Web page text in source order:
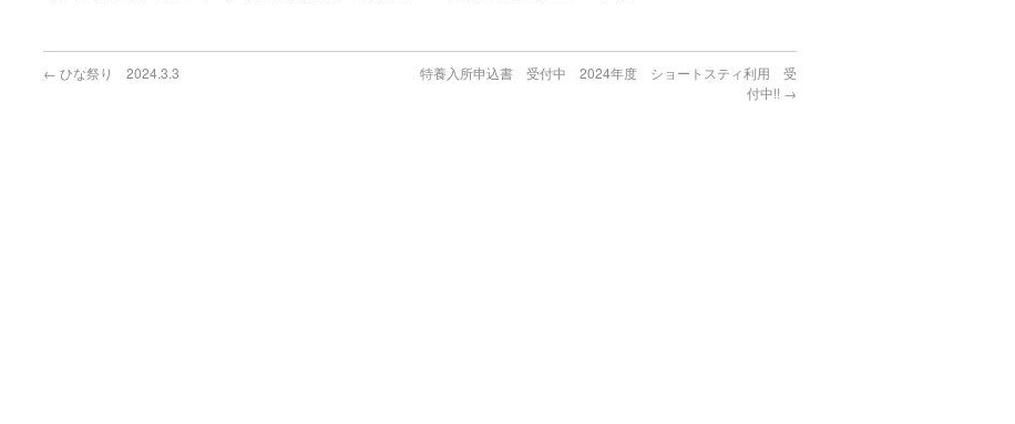
← ひな祭り 2024.3.3
特養入所申込書 受付中 2024年度 ショートスティ利用 受
付中!! →